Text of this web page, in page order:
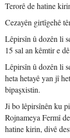
Terorê de hatine
Cezayên girtîgehê
Lêpirsîn û dozên li
15 sal an kêmtir e
Lêpirsîn û dozên li
heta hetayê yan jî
bipaşxistin.
Ji bo lêpirsînên ku
Rojnameya Fermî
hatine kirin, divê